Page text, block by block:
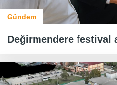
Gündem
Değirmendere festival